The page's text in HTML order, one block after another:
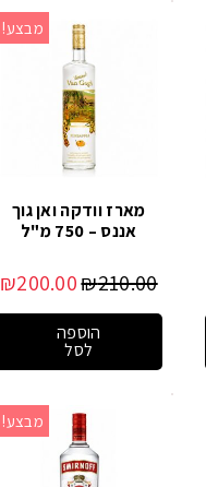
מבצע!
מארז וודקה ואן גוך
אננס – 750 מ"ל
₪210.00
₪200.00
הוספה
לסל
מבצע!